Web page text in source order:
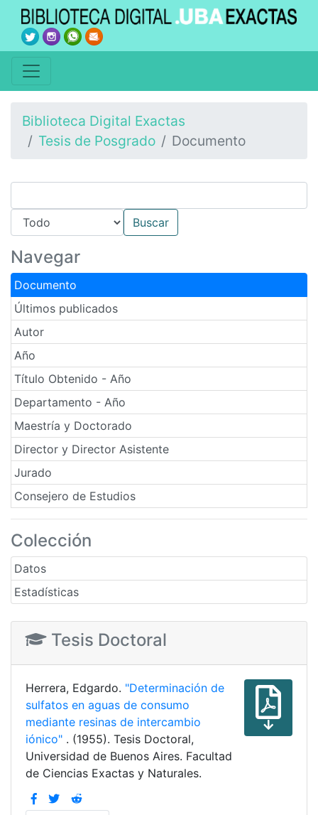
Biblioteca Digital Exactas
Tesis de Posgrado
Documento
Navegar
Documento
Últimos publicados
Autor
Año
Título Obtenido - Año
Departamento - Año
Maestría y Doctorado
Director y Director Asistente
Jurado
Consejero de Estudios
Colección
Datos
Estadísticas
Tesis Doctoral
Herrera, Edgardo. "Determinación de
sulfatos en aguas de consumo
mediante resinas de intercambio
iónico" . (1955). Tesis Doctoral,
Universidad de Buenos Aires. Facultad
de Ciencias Exactas y Naturales.